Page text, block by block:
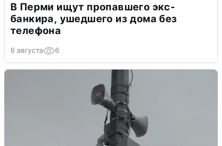
В Перми ищут пропавшего экс-
банкира, ушедшего из дома без
телефона
6 августа 6